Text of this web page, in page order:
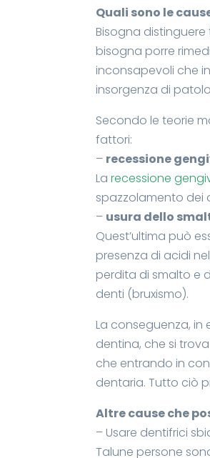
Quali sono le
Bisogna distinguere
bisogna porre
inconsapevoli che
insorgenza di
Secondo le teorie
fattori:
– recessione
Larecessione
spazzolamento dei
– usura dello
Quest’ultima può
presenza di acidi
perdita di smalto e
denti (bruxismo).
La conseguenza, in
dentina, che si
che entrando in
dentaria. Tutto ciò
Altre cause che
– Usare dentifrici
Talune persone